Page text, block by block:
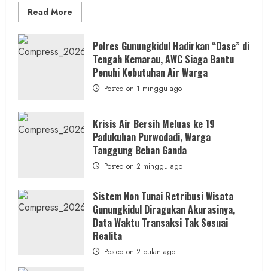
Read More
more
Penipuan
Masuk
RSUD
Wonosari
Seret
Oknum
Polres Gunungkidul Hadirkan “Oase” di
Tengah Kemarau, AWC Siaga Bantu
Penuhi Kebutuhan Air Warga
Posted on 1 minggu ago
Krisis Air Bersih Meluas ke 19
Padukuhan Purwodadi, Warga
Tanggung Beban Ganda
Posted on 2 minggu ago
Sistem Non Tunai Retribusi Wisata
Gunungkidul Diragukan Akurasinya,
Data Waktu Transaksi Tak Sesuai
Realita
Posted on 2 bulan ago